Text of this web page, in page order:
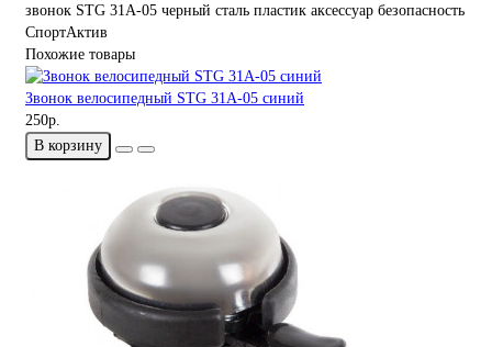
звонок STG 31А-05 черный сталь пластик аксессуар безопасность
СпортАктив
Похожие товары
Звонок велосипедный STG 31А-05 синий
250р.
В корзину